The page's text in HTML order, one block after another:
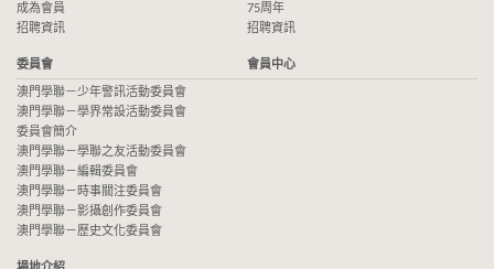
成為會員
招聘資訊
75周年
招聘資訊
委員會
澳門學聯－少年警訊活動委員會
澳門學聯－學界常設活動委員會
委員會簡介
澳門學聯－學聯之友活動委員會
澳門學聯－編輯委員會
澳門學聯－時事關注委員會
澳門學聯－影攝創作委員會
澳門學聯－歷史文化委員會
會員中心